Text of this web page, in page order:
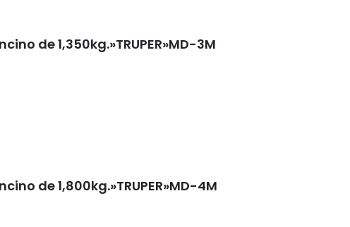
de 1,350kg.»TRUPER»MD-3M
de 1,800kg.»TRUPER»MD-4M